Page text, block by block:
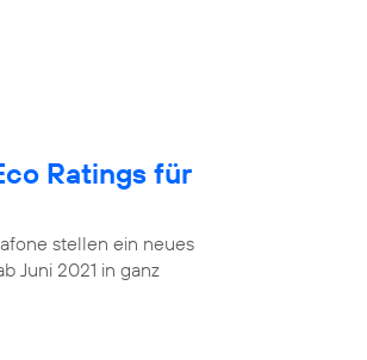
Ratings für
stellen ein neues
Juni 2021 in ganz